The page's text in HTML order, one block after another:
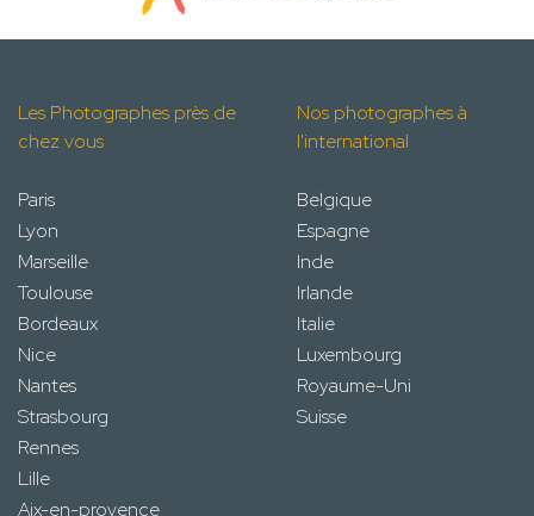
Les Photographes près de
chez vous
Paris
Lyon
Marseille
Toulouse
Bordeaux
Nice
Nantes
Strasbourg
Rennes
Lille
Aix-en-provence
Nos photographes à
l'international
Belgique
Espagne
Inde
Irlande
Italie
Luxembourg
Royaume-Uni
Suisse